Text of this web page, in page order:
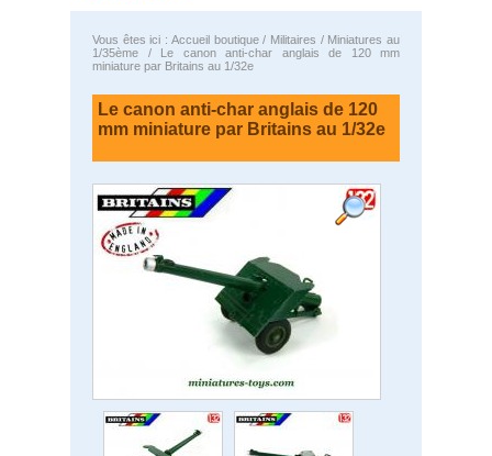
Vous êtes ici : Accueil boutique/ Militaires / Miniatures au
1/35ème / Le canon anti-char anglais de 120 mm
miniature par Britains au 1/32e
Le canon anti-char anglais de 120
mm miniature par Britains au 1/32e